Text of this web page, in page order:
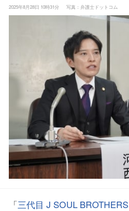
2025年8月28日 10時31分 写真：弁護士ドットコム
「三代目 J SOUL BROTHERS